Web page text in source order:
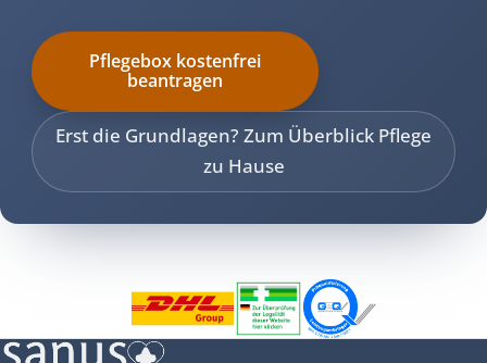
Pflegebox kostenfrei
beantragen
Erst die Grundlagen? Zum Überblick Pflege
zu Hause